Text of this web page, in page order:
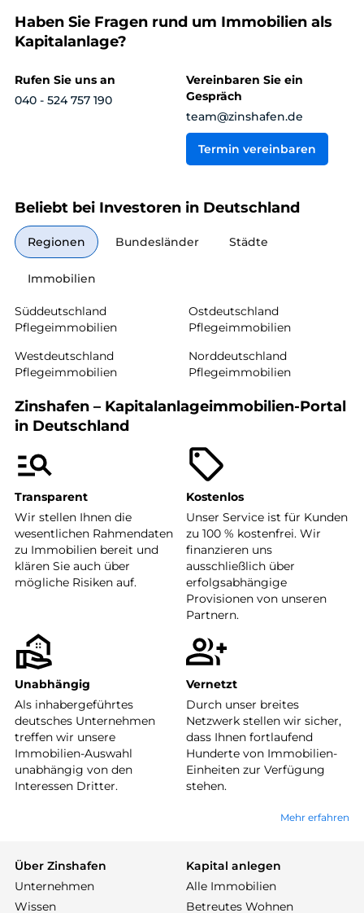
Haben Sie Fragen rund um Immobilien als
Kapitalanlage?
Rufen Sie uns an
040 - 524 757 190
Vereinbaren Sie ein
Gespräch
team@zinshafen.de
Termin vereinbaren
Beliebt bei Investoren in Deutschland
Regionen Bundesländer Städte
Immobilien
Süddeutschland
Pflegeimmobilien
Ostdeutschland
Pflegeimmobilien
Westdeutschland
Pflegeimmobilien
Norddeutschland
Pflegeimmobilien
Zinshafen – Kapitalanlageimmobilien-Portal
in Deutschland
Transparent
Wir stellen Ihnen die
wesentlichen Rahmendaten
zu Immobilien bereit und
klären Sie auch über
mögliche Risiken auf.
Kostenlos
Unser Service ist für Kunden
zu 100 % kostenfrei. Wir
finanzieren uns
ausschließlich über
erfolgsabhängige
Provisionen von unseren
Partnern.
Unabhängig
Als inhabergeführtes
deutsches Unternehmen
treffen wir unsere
Immobilien-Auswahl
unabhängig von den
Interessen Dritter.
Vernetzt
Durch unser breites
Netzwerk stellen wir sicher,
dass Ihnen fortlaufend
Hunderte von Immobilien-
Einheiten zur Verfügung
stehen.
Mehr erfahren
Über Zinshafen
Unternehmen
Wissen
Kapital anlegen
Alle Immobilien
Betreutes Wohnen